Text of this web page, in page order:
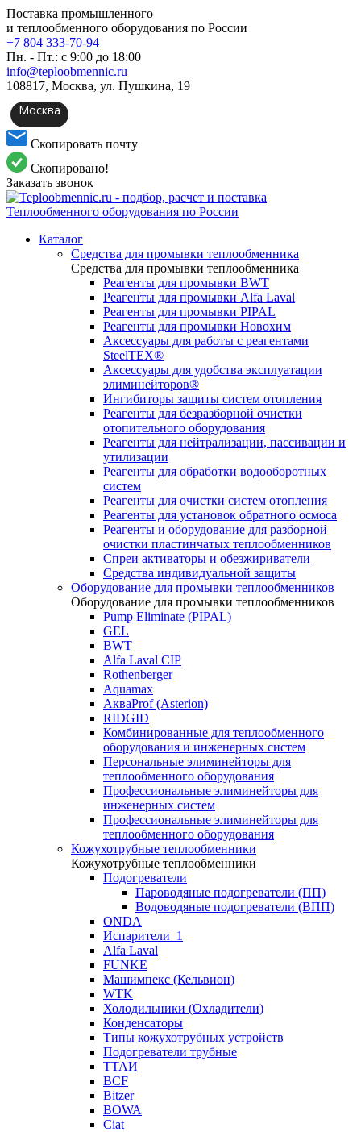
Поставка промышленного
и теплообменного оборудования по России
+7 804 333-70-94
Пн. - Пт.: с 9:00 до 18:00
info@teploobmennic.ru
108817, Москва, ул. Пушкина, 19
Москва
Скопировать почту
Скопировано!
Заказать звонок
Каталог
Средства для промывки теплообменника
Средства для промывки теплообменника
Реагенты для промывки BWT
Реагенты для промывки Alfa Laval
Реагенты для промывки PIPAL
Реагенты для промывки Новохим
Аксессуары для работы с реагентами
SteelTEX®
Аксессуары для удобства эксплуатации
элиминейторов®
Ингибиторы защиты систем отопления
Реагенты для безразборной очистки
отопительного оборудования
Реагенты для нейтрализации, пассивации и
утилизации
Реагенты для обработки водооборотных
систем
Реагенты для очистки систем отопления
Реагенты для установок обратного осмоса
Реагенты и оборудование для разборной
очистки пластинчатых теплообменников
Спреи активаторы и обезжириватели
Средства индивидуальной защиты
Оборудование для промывки теплообменников
Оборудование для промывки теплообменников
Pump Eliminate (PIPAL)
GEL
BWT
Alfa Laval CIP
Rothenberger
Aquamax
АкваProf (Asterion)
RIDGID
Комбинированные для теплообменного
оборудования и инженерных систем
Персональные элиминейторы для
теплообменного оборудования
Профессиональные элиминейторы для
инженерных систем
Профессиональные элиминейторы для
теплообменного оборудования
Кожухотрубные теплообменники
Кожухотрубные теплообменники
Подогреватели
Пароводяные подогреватели (ПП)
Водоводяные подогреватели (ВПП)
ONDA
Испарители_1
Alfa Laval
FUNKE
Машимпекс (Кельвион)
WTK
Холодильники (Охладители)
Конденсаторы
Типы кожухотрубных устройств
Подогреватели трубные
ТТАИ
BCF
Bitzer
BOWA
Ciat